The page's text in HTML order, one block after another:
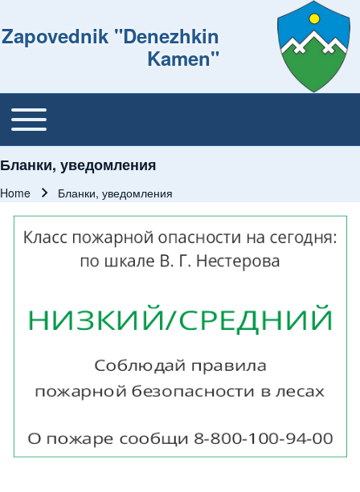
Zapovednik "Denezhkin
Kamen"
Основная навигация
Toggle main menu
Бланки, уведомления
Home Бланки, уведомления
Изображение